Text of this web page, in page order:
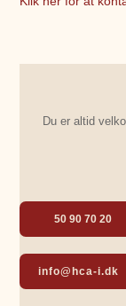
Du er altid
50 90 70 20
info@hca-i.dk